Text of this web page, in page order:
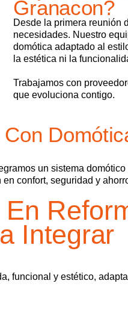
Granacon?
Desde la primera reunión
necesidades. Nuestro
domótica adaptado al
la estética ni la
Trabajamos con
que evoluciona contigo.
un sistema
confort, seguridad y
Integrar
funcional y estético,